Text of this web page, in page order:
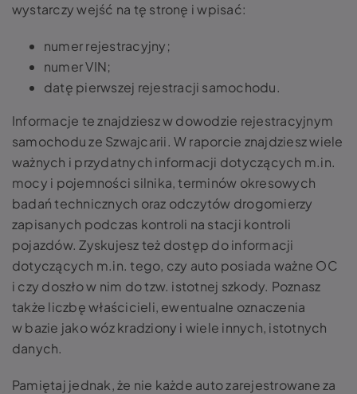
wystarczy wejść na tę stronę i wpisać:
numer rejestracyjny;
numer VIN;
datę pierwszej rejestracji samochodu.
Informacje te znajdziesz w dowodzie rejestracyjnym
samochodu ze Szwajcarii. W raporcie znajdziesz wiele
ważnych i przydatnych informacji dotyczących m.in.
mocy i pojemności silnika, terminów okresowych
badań technicznych oraz odczytów drogomierzy
zapisanych podczas kontroli na stacji kontroli
pojazdów. Zyskujesz też dostęp do informacji
dotyczących m.in. tego, czy auto posiada ważne OC
i czy doszło w nim do tzw. istotnej szkody. Poznasz
także liczbę właścicieli, ewentualne oznaczenia
w bazie jako wóz kradziony i wiele innych, istotnych
danych.
Pamiętaj jednak, że nie każde auto zarejestrowane za